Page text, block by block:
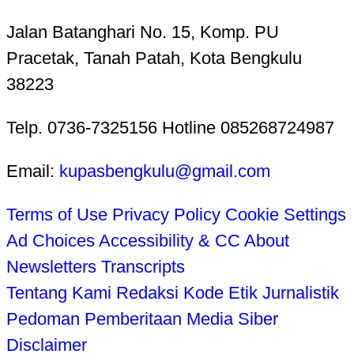
Jalan Batanghari No. 15, Komp. PU
Pracetak, Tanah Patah, Kota Bengkulu
38223
Telp. 0736-7325156 Hotline 085268724987
Email: kupasbengkulu@gmail.com
Terms of Use Privacy Policy Cookie Settings
Ad Choices Accessibility & CC About
Newsletters Transcripts
Tentang Kami Redaksi Kode Etik Jurnalistik
Pedoman Pemberitaan Media Siber
Disclaimer